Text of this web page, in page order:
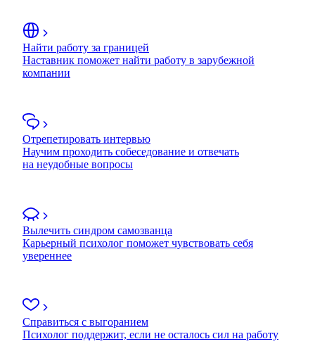
Найти работу за границей
Наставник поможет найти работу в зарубежной
компании
Отрепетировать интервью
Научим проходить собеседование и отвечать
на неудобные вопросы
Вылечить синдром самозванца
Карьерный психолог поможет чувствовать себя
увереннее
Справиться с выгоранием
Психолог поддержит, если не осталось сил на работу